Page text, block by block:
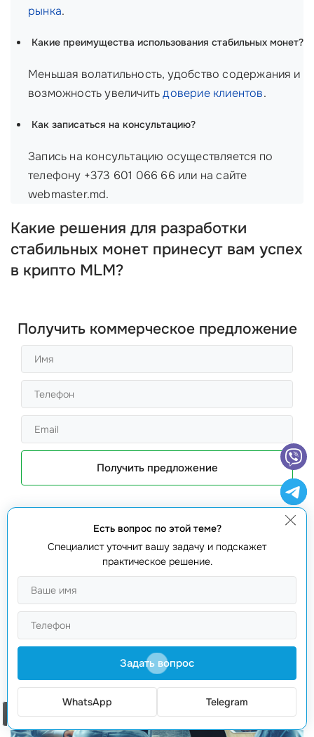
рынка.
Какие преимущества использования стабильных монет?
Меньшая волатильность, удобство содержания и
возможность увеличитьдоверие клиентов.
Как записаться на консультацию?
Запись на консультацию осуществляется по
телефону +373 601 066 66 или на сайте
webmaster.md.
Какие решения для разработки
стабильных монет принесут вам успех
в крипто MLM?
Получить коммерческое предложение
Получить предложение
Есть вопрос по этой теме?
Специалист уточнит вашу задачу и подскажет
практическое решение.
Задать вопрос
WhatsApp Telegram
Заказать звонок